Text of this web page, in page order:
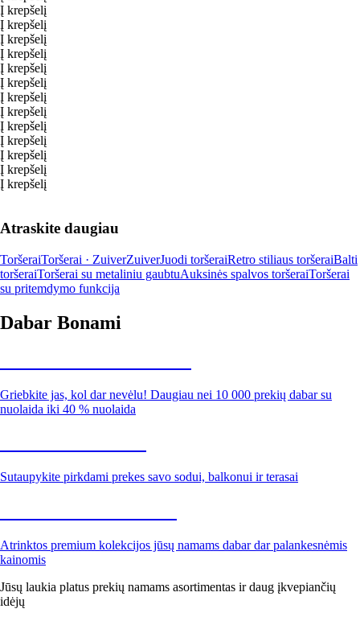
Į krepšelį
Į krepšelį
Į krepšelį
Į krepšelį
Į krepšelį
Į krepšelį
Į krepšelį
Į krepšelį
Į krepšelį
Į krepšelį
Į krepšelį
Į krepšelį
Į krepšelį
Atraskite daugiau
ToršeraiToršerai · ZuiverZuiverJuodi toršeraiRetro stiliaus toršeraiBalti
toršeraiToršerai su metaliniu gaubtuAuksinės spalvos toršeraiToršerai
su pritemdymo funkcija
Dabar Bonami
Griebkite jas, kol dar nevėlu! Daugiau nei 10 000 prekių dabar su
nuolaida iki 40 % nuolaida
Sutaupykite pirkdami prekes savo sodui, balkonui ir terasai
Atrinktos premium kolekcijos jūsų namams dabar dar palankesnėmis
kainomis
Jūsų laukia platus prekių namams asortimentas ir daug įkvepiančių
idėjų